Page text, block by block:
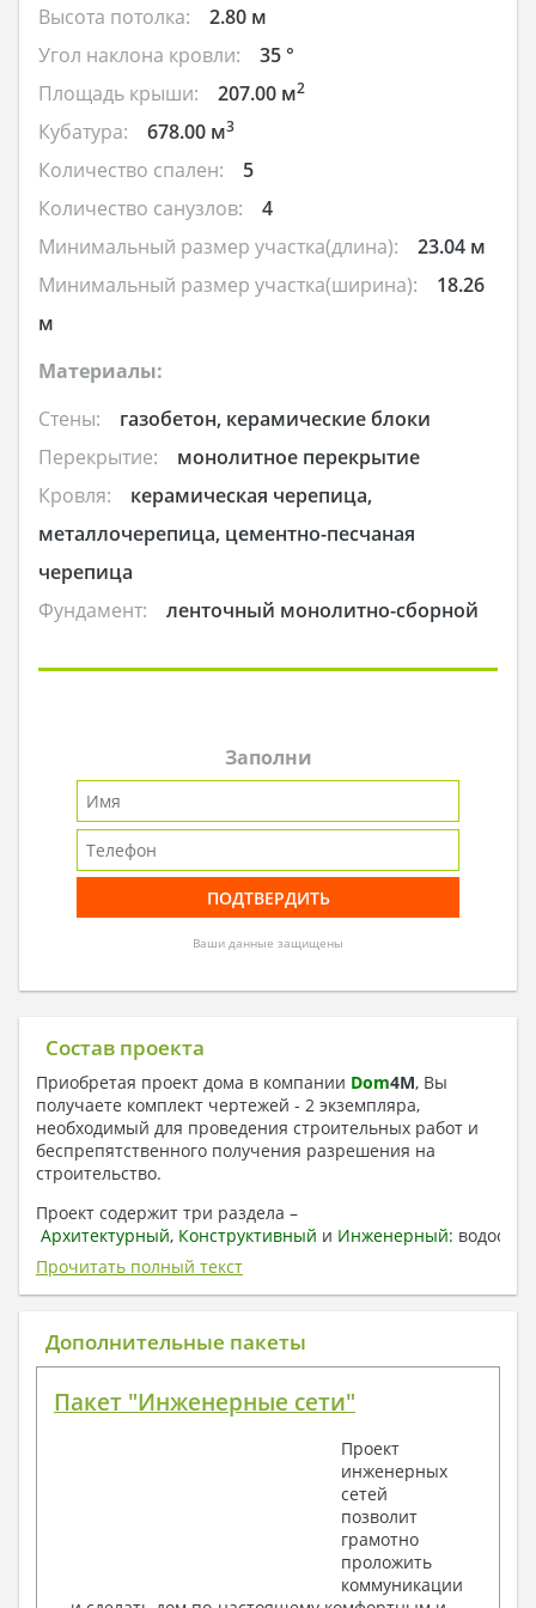
Высота потолка:
2.80 м
Угол наклона кровли:
35 °
Площадь крыши:
207.00 м2
Кубатура: 678.00 м3
Количество спален:
5
Количество санузлов:
4
Минимальный размер участка(длина):
23.04 м
Минимальный размер участка(ширина):
18.26
м
Материалы:
Стены:
газобетон, керамические блоки
Перекрытие:
монолитное перекрытие
Кровля:
керамическая черепица,
металлочерепица, цементно-песчаная
черепица
Фундамент:
ленточный монолитно-сборной
Заполни
Ваши данные защищены
Состав проекта
Приобретая проект дома в компании Dom4M, Вы
получаете комплект чертежей - 2 экземпляра,
необходимый для проведения строительных работ и
беспрепятственного получения разрешения на
строительство.
Проект содержит три раздела –
Архитектурный, Конструктивный и Инженерный:
отопление, вентиляция, канализация,
электроснабжение (приобретается за дополнительную
плату) + Пояснительная записка.
1. Архитектурный раздел:
План координационных осей
Поэтажные маркировочные планы с
Разрезы и состав конструкций
Фасады с ведомостью внешних отделок
Элементы проемов – спецификация
Ведомость перемычек – сечения и
Прочитать полный текст
Дополнительные пакеты
Пакет "Инженерные сети"
Проект
инженерных
сетей
позволит
грамотно
проложить
коммуникации